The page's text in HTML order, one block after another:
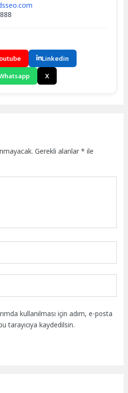
Linkedin
X
Gerekli alanlar* ile
kullanılması için adım, e-posta
tarayıcıya kaydedilsin.